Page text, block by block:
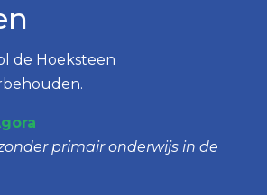
de Hoeksteen
primair onderwijs in de